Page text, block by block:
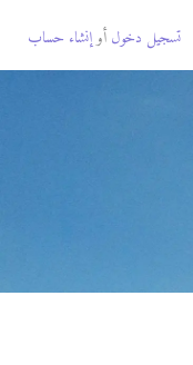
تسجيل دخول أوإنشاء حساب